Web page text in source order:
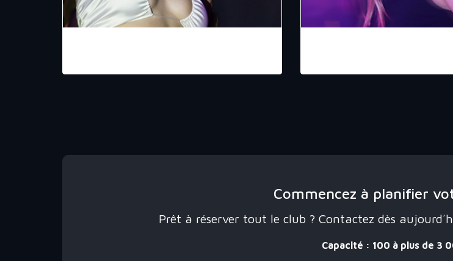
Commencez à planifier
Prêt à réserver tout le club ? Contactez dès
Capacité : 100 à plus de 3